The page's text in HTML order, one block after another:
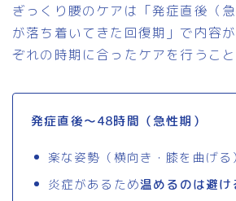
ぎっくり腰のケアは「発症直後（
が落ち着いてきた回復期」で内容
ぞれの時期に合ったケアを行うこと
発症直後〜48時間（急性期）
楽な姿勢（横向き・膝を曲げる
炎症があるため温めるのは避け